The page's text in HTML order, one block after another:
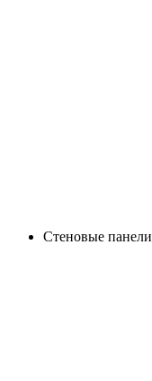
Стеновые панели